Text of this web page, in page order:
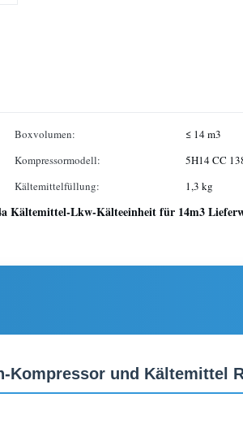
Boxvolumen:
≤ 14 m3
Kompressormodell:
5H14 CC
Kältemittelfüllung:
1,3 kg
Kältemittel-Lkw-Kälteeinheit für 14m3
und Kältemittel